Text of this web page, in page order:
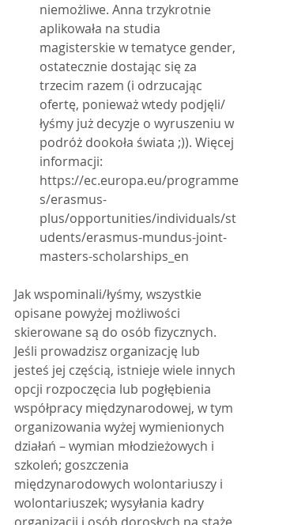
niemożliwe. Anna trzykrotnie
aplikowała na studia
magisterskie w tematyce gender,
ostatecznie dostając się za
trzecim razem (i odrzucając
ofertę, ponieważ wtedy podjęli/
łyśmy już decyzje o wyruszeniu w
podróż dookoła świata ;)). Więcej
informacji:
https://ec.europa.eu/programme
s/erasmus-
plus/opportunities/individuals/st
udents/erasmus-mundus-joint-
masters-scholarships_en
Jak wspominali/łyśmy, wszystkie
opisane powyżej możliwości
skierowane są do osób fizycznych.
Jeśli prowadzisz organizację lub
jesteś jej częścią, istnieje wiele innych
opcji rozpoczęcia lub pogłębienia
współpracy międzynarodowej, w tym
organizowania wyżej wymienionych
działań – wymian młodzieżowych i
szkoleń; goszczenia
międzynarodowych wolontariuszy i
wolontariuszek; wysyłania kadry